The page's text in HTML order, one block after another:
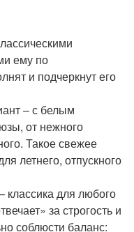
ему по
и подчеркнут его
– с белым
от нежного
Такое свежее
летнего, отпускного
для любого
за строгость и
соблюсти баланс: